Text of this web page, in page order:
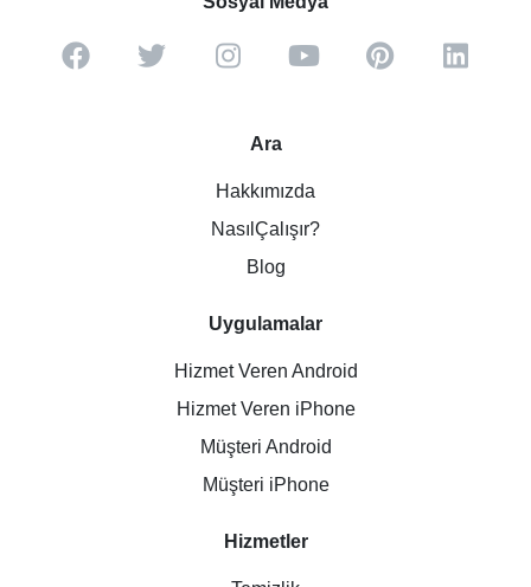
Ara
Hakkımızda
NasılÇalışır?
Blog
Uygulamalar
Hizmet Veren Android
Hizmet Veren iPhone
Müşteri Android
Müşteri iPhone
Hizmetler